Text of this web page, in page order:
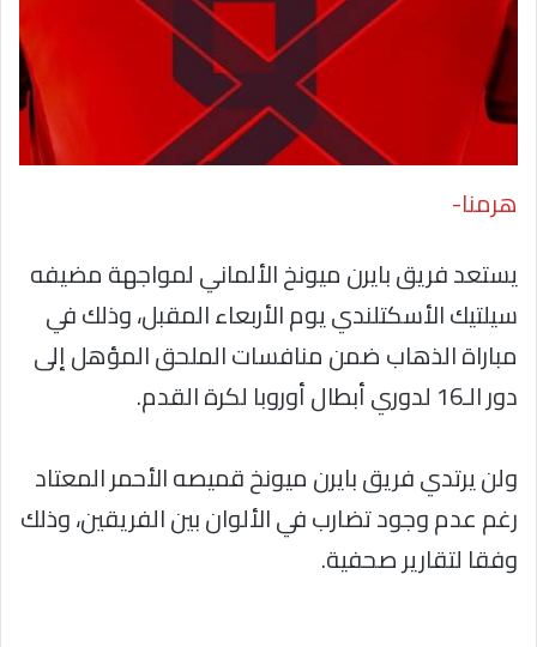
هرمنا-
يستعد فريق بايرن ميونخ الألماني لمواجهة مضيفه
سيلتيك الأسكتلندي يوم الأربعاء المقبل، وذلك في
مباراة الذهاب ضمن منافسات الملحق المؤهل إلى
دور الـ16 لدوري أبطال أوروبا لكرة القدم.
ولن يرتدي فريق بايرن ميونخ قميصه الأحمر المعتاد
رغم عدم وجود تضارب في الألوان بين الفريقين، وذلك
وفقا لتقارير صحفية.